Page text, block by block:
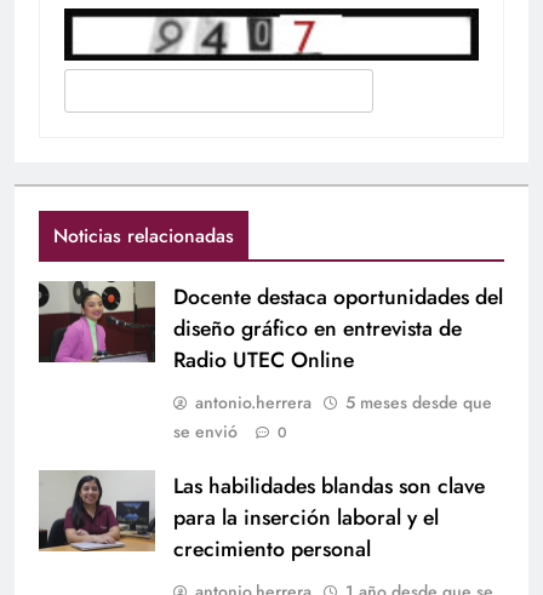
Noticias relacionadas
Docente destaca oportunidades del
diseño gráfico en entrevista de
Radio UTEC Online
antonio.herrera
5 meses desde que
se envió
0
Las habilidades blandas son clave
para la inserción laboral y el
crecimiento personal